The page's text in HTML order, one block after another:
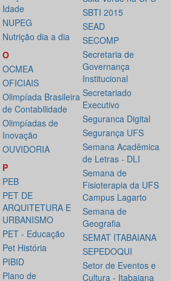
Idade
NUPEG
Nutrição dia a dia
O
OCMEA
OFICIAIS
Olimpíada Brasileira
de Contabilidade
Olimpíadas de
Inovação
OUVIDORIA
P
PEB
PET DE
ARQUITETURA E
URBANISMO
PET - Educação
Pet História
PIBID
Plano de
SBTI 2015
SEAD
SECOMP
Secretaria de
Governança
Institucional
Secretariado
Executivo
Seguranca Digital
Segurança UFS
Semana Acadêmica
de Letras - DLI
Semana de
Fisioterapia da UFS
Campus Lagarto
Semana de
Geografia
SEMAT ITABAIANA
SEPEDOQUI
Setor de Eventos e
Cultura - Itabaiana